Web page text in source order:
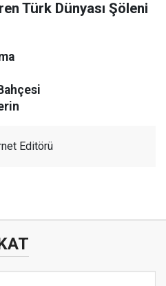
Türk Dünyası Şöleni
Editörü